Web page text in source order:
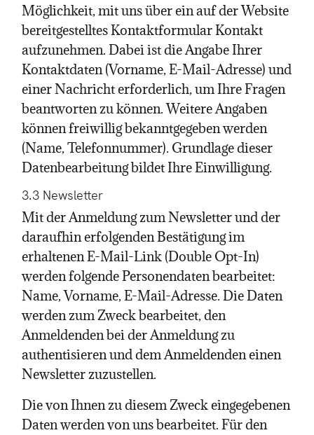
Möglichkeit, mit uns über ein auf der Website
bereitgestelltes Kontaktformular Kontakt
aufzunehmen. Dabei ist die Angabe Ihrer
Kontaktdaten (Vorname, E-Mail-Adresse) und
einer Nachricht erforderlich, um Ihre Fragen
beantworten zu können. Weitere Angaben
können freiwillig bekanntgegeben werden
(Name, Telefonnummer). Grundlage dieser
Datenbearbeitung bildet Ihre Einwilligung.
3.3 Newsletter
Mit der Anmeldung zum Newsletter und der
daraufhin erfolgenden Bestätigung im
erhaltenen E-Mail-Link (Double Opt-In)
werden folgende Personendaten bearbeitet:
Name, Vorname, E-Mail-Adresse. Die Daten
werden zum Zweck bearbeitet, den
Anmeldenden bei der Anmeldung zu
authentisieren und dem Anmeldenden einen
Newsletter zuzustellen.
Die von Ihnen zu diesem Zweck eingegebenen
Daten werden von uns bearbeitet. Für den